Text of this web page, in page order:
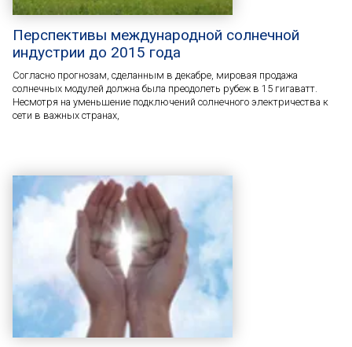
Перспективы международной солнечной
индустрии до 2015 года
Согласно прогнозам, сделанным в декабре, мировая продажа
солнечных модулей должна была преодолеть рубеж в 15 гигаватт.
Несмотря на уменьшение подключений солнечного электричества к
сети в важных странах,